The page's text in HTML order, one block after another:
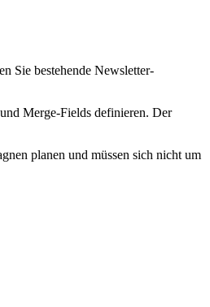
Sie bestehende Newsletter-
Merge-Fields definieren. Der
planen und müssen sich nicht um